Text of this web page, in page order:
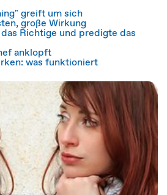
greift um sich
große Wirkung
Richtige und predigte das
anklopft
was funktioniert